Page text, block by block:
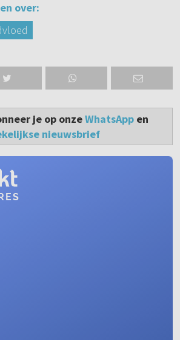
over:
je op onzeWhatsAppen
nieuwsbrief